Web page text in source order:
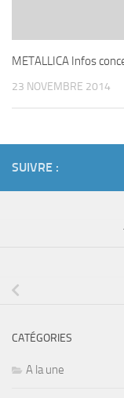
METALLICA Infos
23 NOVEMBRE 2014
SUIVRE :
CATÉGORIES
A la une